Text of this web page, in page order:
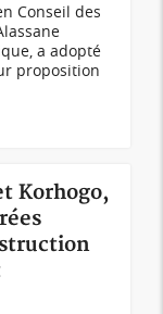
Conseil des
a adopté
proposition
Korhogo,